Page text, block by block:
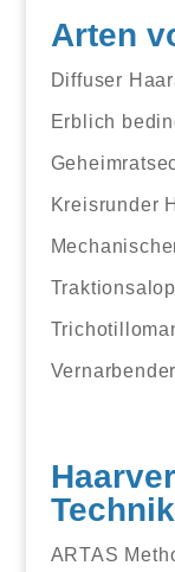
Arten
Diffuser
Erblich
Kreisrunder
ARTAS